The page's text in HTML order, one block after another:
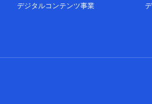
デジタルコンテンツ事業